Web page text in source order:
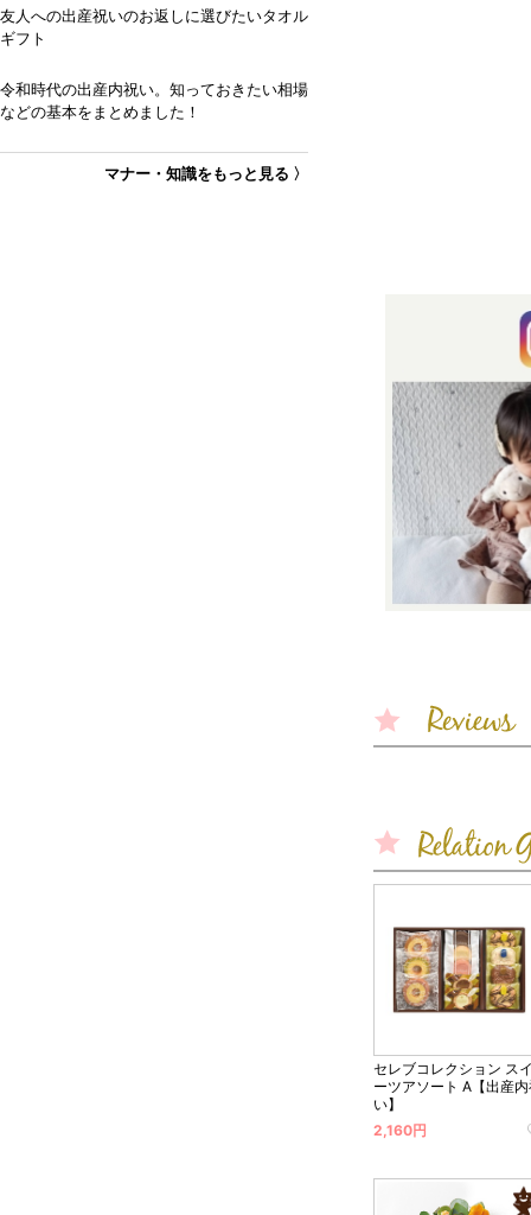
セレブコレクション ス
ーツアソート A【出産
い】
2,160円
友人への出産祝いのお返しに選びたいタオル
ギフト
令和時代の出産内祝い。知っておきたい相場
などの基本をまとめました！
マナー・知識をもっと見る 〉